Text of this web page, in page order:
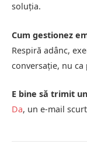
soluția.
Cum gestionez
Respiră adânc,
conversație, nu ca
E bine să trimit
Da, un e-mail